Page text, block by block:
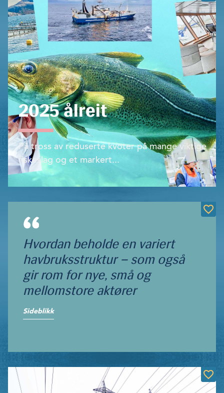
2025 ålreit
På tross av reduserte kvoter på mange viktige
fiskeslag og et markert...
Hvordan beholde en variert
havbruksstruktur – som også
gir rom for nye, små og
mellomstore aktører
Sideblikk